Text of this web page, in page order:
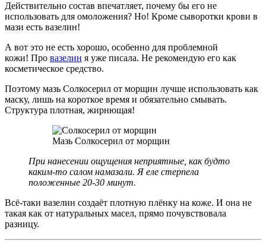
Действительно состав впечатляет, почему бы его не
использовать для омоложения? Но! Кроме сыворотки крови в
мази есть вазелин!
А вот это не есть хорошо, особенно для проблемной
кожи! Про вазелин я уже писала. Не рекомендую его как
косметическое средство.
Поэтому мазь Солкосерил от морщин лучше использовать как
маску, лишь на короткое время и обязательно смывать.
Структура плотная, жирнющая!
Мазь Солкосерил от морщин
При нанесении ощущения неприятные, как будто
каким-то салом намазали. Я еле стерпела
положенные 20-30 минут.
Всё-таки вазелин создаёт плотную плёнку на коже. И она не
такая как от натуральных масел, прямо почувствовала
разницу.